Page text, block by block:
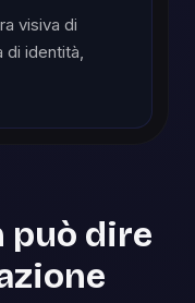
visiva di
di identità,
può dire